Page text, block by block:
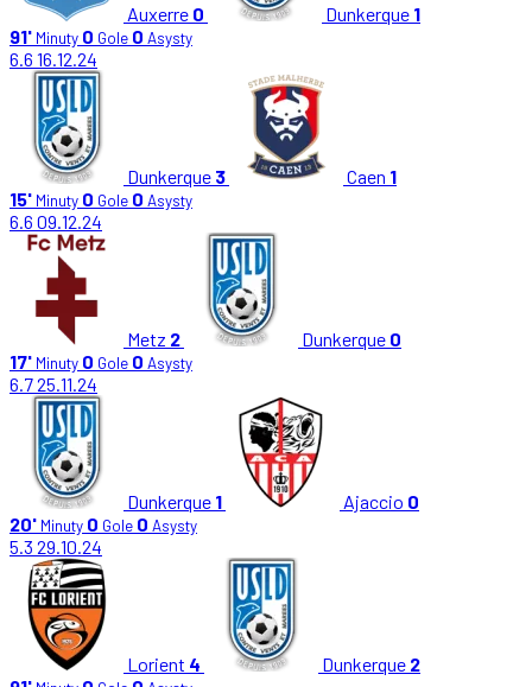
Auxerre 0 Dunkerque 1
91' Minuty 0 Gole 0 Asysty
6.6 16.12.24
Dunkerque 3 Caen 1
15' Minuty 0 Gole 0 Asysty
6.6 09.12.24
Metz 2 Dunkerque 0
17' Minuty 0 Gole 0 Asysty
6.725.11.24
Dunkerque 1 Ajaccio 0
20' Minuty 0 Gole 0 Asysty
5.3 29.10.24
Lorient 4 Dunkerque 2